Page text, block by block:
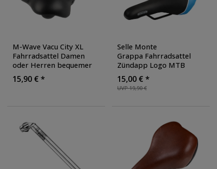
M-Wave Vacu City XL
Fahrradsattel Damen
oder Herren bequemer
Sattel Fahrrad oder E
Bike Trekkingsattel
15,90 € *
Selle Monte
Grappa Fahrradsattel
Zündapp Logo MTB
Mountainbike Sattel
Fahrradsitz
Trekkingsattel
UVP 19,90 €
15,00 € *